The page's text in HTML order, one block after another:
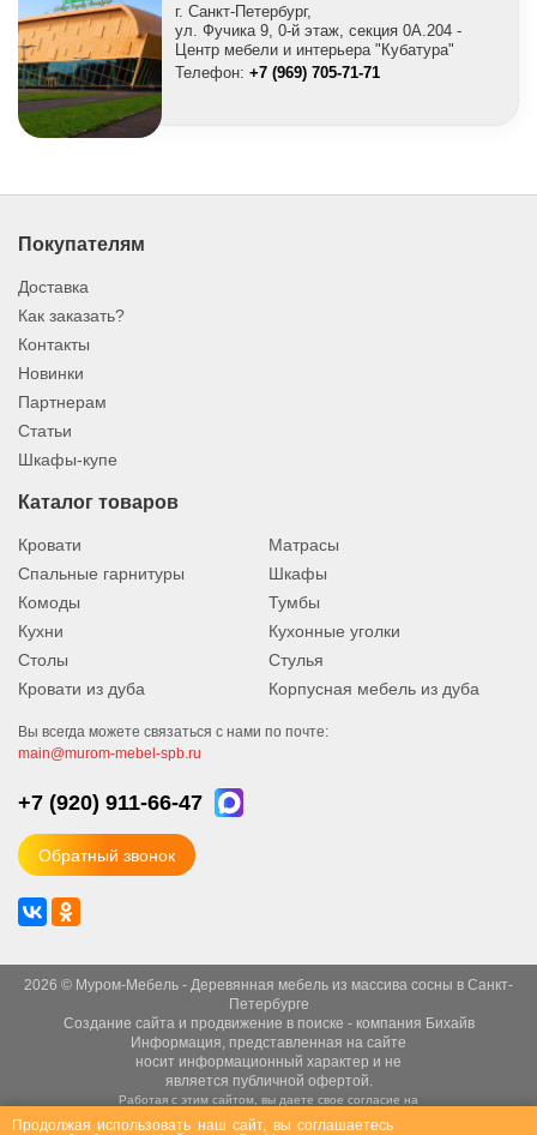
г. Санкт-Петербург,
ул. Фучика 9, 0-й этаж, секция 0A.204 -
Центр мебели и интерьера "Кубатура"
Телефон: +7 (969) 705-71-71
Покупателям
Доставка
Как заказать?
Контакты
Новинки
Партнерам
Статьи
Шкафы-купе
Каталог товаров
Кровати
Матрасы
Спальные гарнитуры
Шкафы
Комоды
Тумбы
Кухни
Кухонные уголки
Столы
Стулья
Кровати из дуба
Корпусная мебель из дуба
Вы всегда можете связаться с нами по почте:
main@murom-mebel-spb.ru
+7 (920) 911-66-47
Обратный звонок
2026 © Муром-Мебель - Деревянная мебель из массива сосны в Санкт-
Петербурге
Создание сайтаи продвижение в поиске - компания Бихайв
Информация, представленная на сайте
носит информационный характер и не
является публичной офертой.
Работая с этим сайтом, вы даете свое согласие на
использование файлов cookie.
Продолжая использовать наш сайт, вы соглашаетесь